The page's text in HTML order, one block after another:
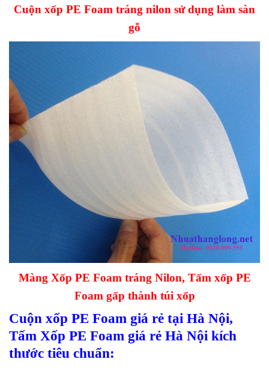
Cuộn xốp PE Foam tráng nilon sử dụng làm sàn
gỗ
Màng Xốp PE Foam tráng Nilon, Tấm xốp PE
Foam gấp thành túi xốp
Cuộn xốp PE Foam giá rẻ tại Hà Nội,
Tấm Xốp PE Foam giá rẻ Hà Nội kích
thước tiêu chuẩn: